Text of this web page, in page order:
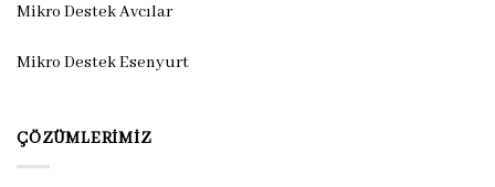
Mikro Destek Avcılar
Mikro Destek Esenyurt
ÇÖZÜMLERIMIZ